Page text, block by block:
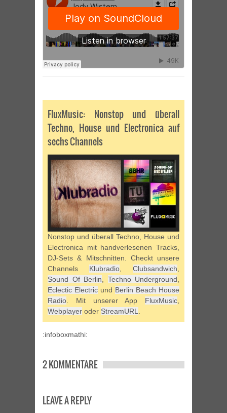
FluxMusic: Nonstop und überall
Techno, House und Electronica auf
sechs Channels
Nonstop und überall Techno, House und
Electronica mit handverlesenen Tracks,
DJ-Sets & Mitschnitten. Checkt unsere
Channels Klubradio Clubsandwich
Sound Of Berlin
Techno Underground
Eclectic Electric und Berlin Beach House
Radio . Mit unserer App FluxMusic
Webplayer oder StreamURL
:infoboxmathi:
2 KOMMENTARE
LEAVE A REPLY